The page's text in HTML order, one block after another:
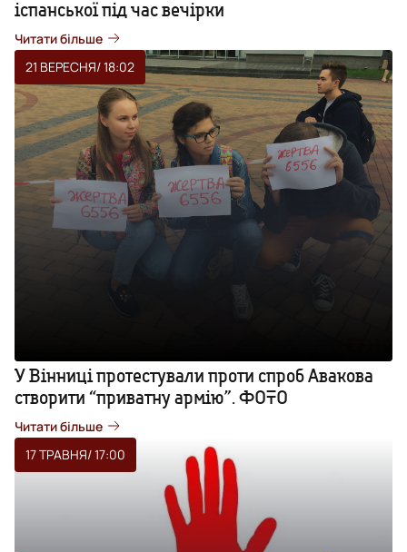
іспанської під час вечірки
Читати більше
21 ВЕРЕСНЯ/ 18:02
У Вінниці протестували проти спроб Авакова
створити “приватну армію”. ФОТО
Читати більше
17 ТРАВНЯ/ 17:00